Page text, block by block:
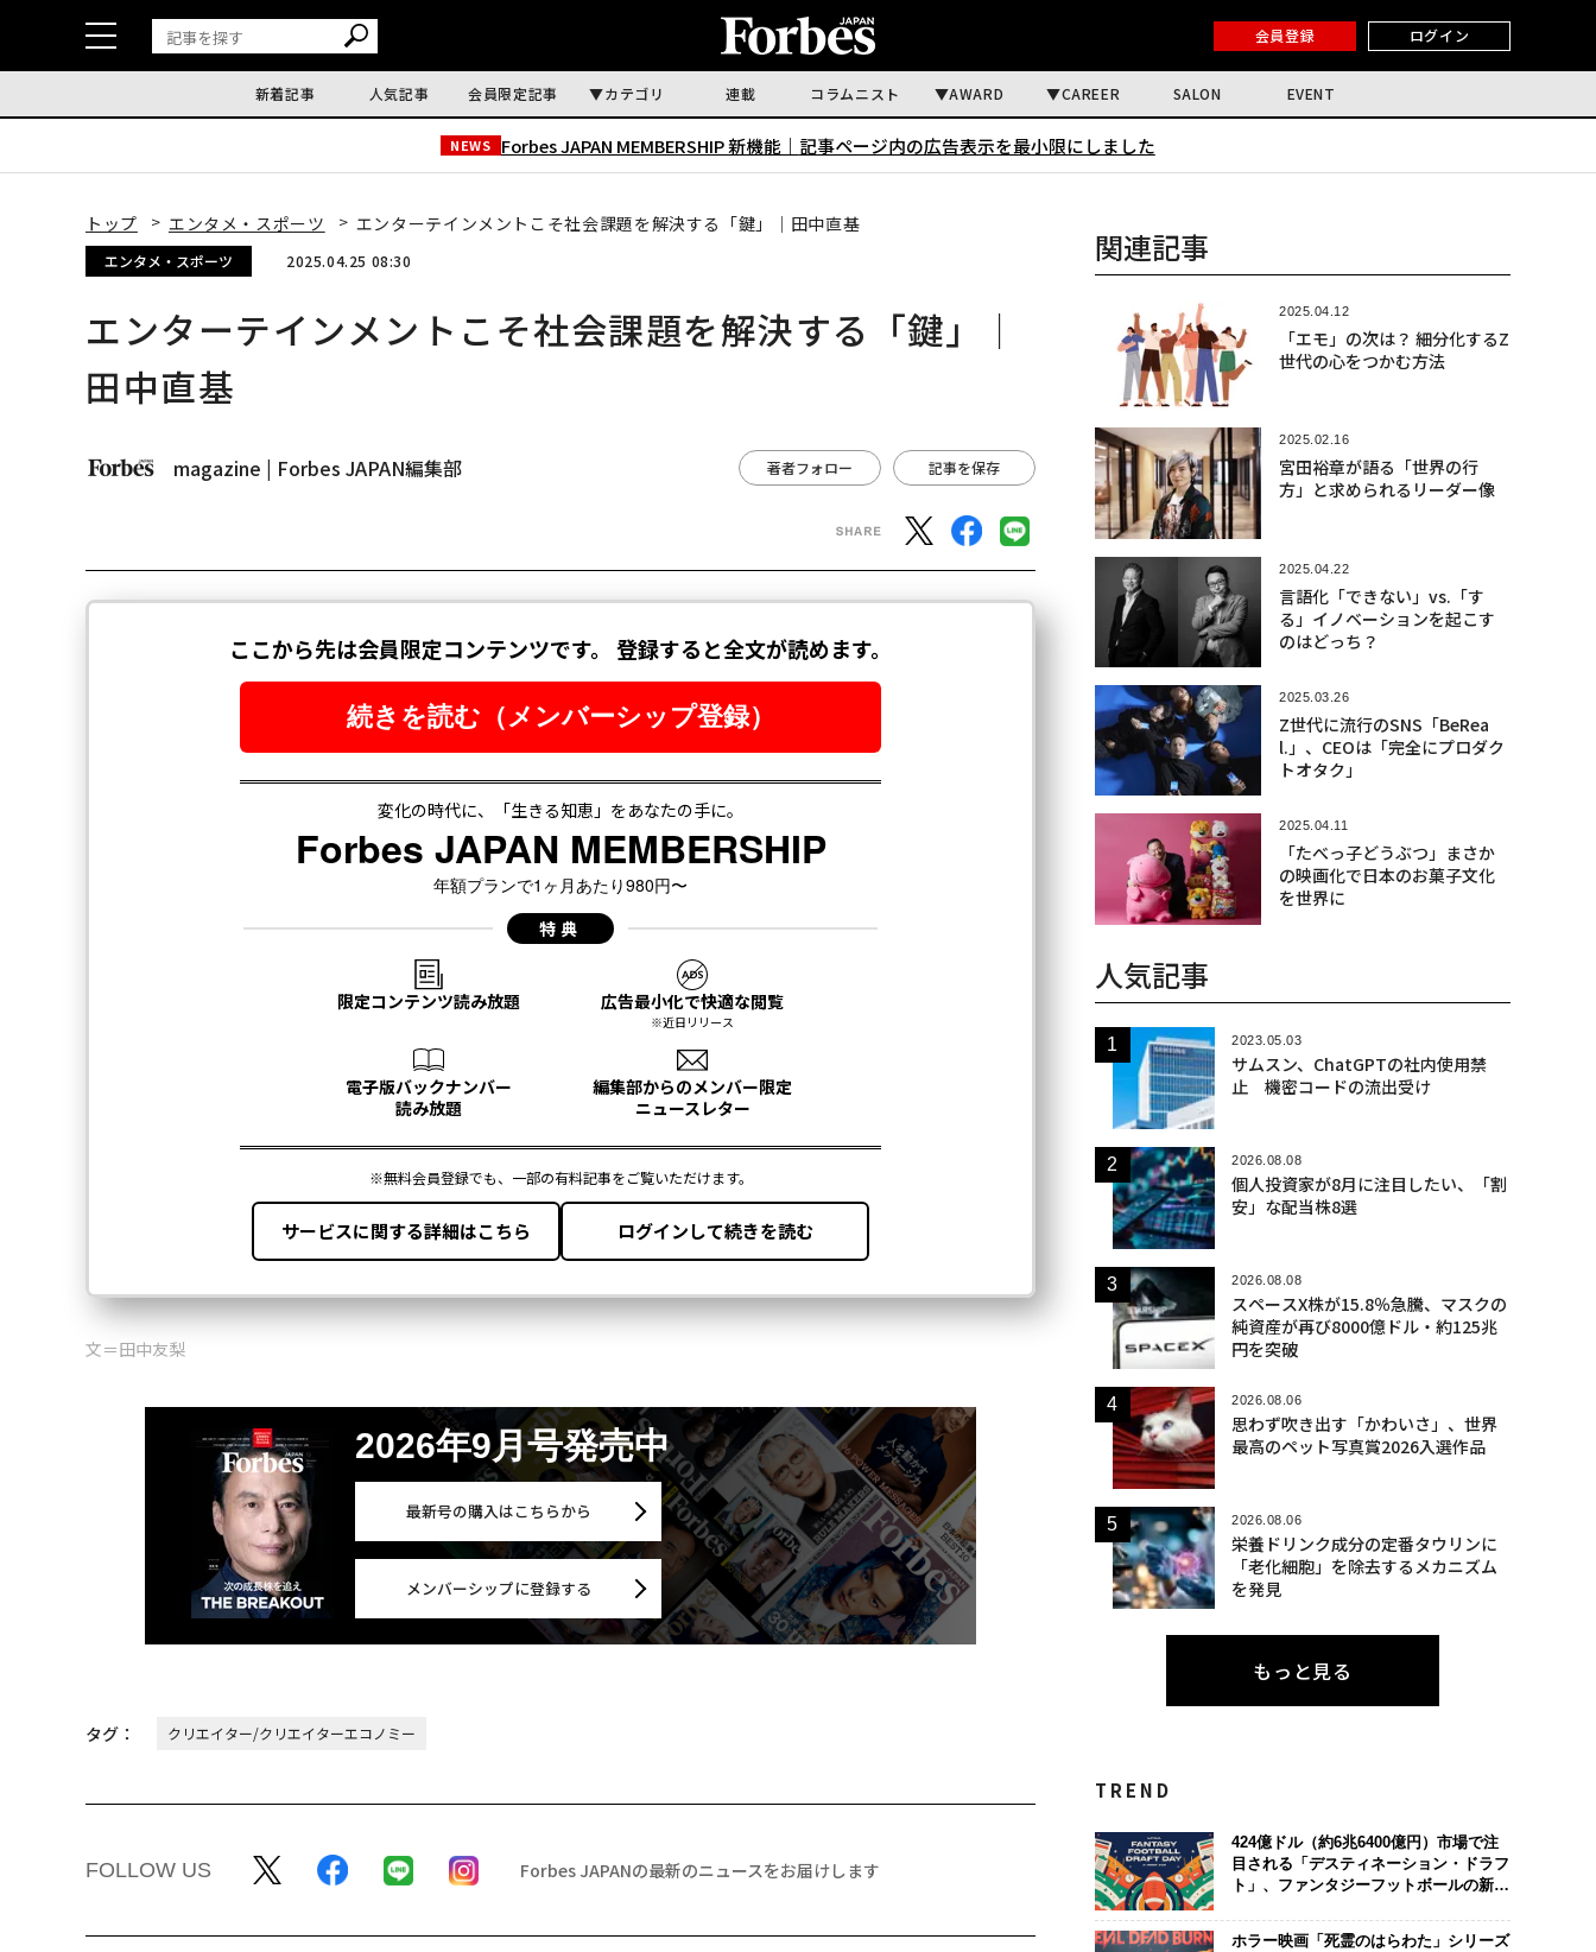
会員登録 ログイン
新着記事 人気記事 会員限定記事 カテゴリ 連載 コラムニスト AWARD CAREER SALON EVENT
NEWS Forbes JAPAN MEMBERSHIP 新機能｜ 記事ページ内の広告表示を最小限にしました
トップ エンタメ・スポーツ エンターテインメントこそ社会課題を解決する「鍵」│田中直基
エンタメ・スポーツ 2025.04.25 08:30
エンターテインメントこそ社会課題を解決する「鍵」│
田中直基
magazine | Forbes JAPAN編集部 著者フォロー 記事を保存
文＝田中友梨
2026年9月号発売中
最新号の購入はこちらから
メンバーシップに登録する
タグ： クリエイター/クリエイターエコノミー
FOLLOW US Forbes JAPANの最新のニュースをお届けします
関連記事
2025.04.12
「エモ」の次は？ 細分化するZ
世代の心をつかむ方法
2025.02.16
宮田裕章が語る「世界の行
方」と求められるリーダー像
2025.04.22
言語化「できない」vs.「す
る」イノベーションを起こす
のはどっち？
2025.03.26
Z世代に流行のSNS「BeRea
l.」、CEOは「完全にプロダク
トオタク」
2025.04.11
「たべっ子どうぶつ」まさか
の映画化で日本のお菓子文化
を世界に
人気記事
2023.05.03
サムスン、ChatGPTの社内使用禁
止 機密コードの流出受け
2026.08.08
個人投資家が8月に注目したい、「割
安」な配当株8選
2026.08.08
スペースX株が15.8％急騰、マスクの
純資産が再び8000億ドル・約125兆
円を突破
2026.08.06
思わず吹き出す「かわいさ」、世界
最高のペット写真賞2026入選作品
2026.08.06
栄養ドリンク成分の定番タウリンに
「老化細胞」を除去するメカニズム
を発見
もっと見る
TREND
424億ドル（約6兆6400億円）市場で注
目される「デスティネーション・ドラフ
ト」、ファンタジーフットボールの新潮
ホラー映画「死霊のはらわた」シリーズ